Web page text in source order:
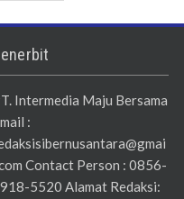
Intermedia Maju Bersama
:
Contact Person : 0856-
5520 Alamat Redaksi: